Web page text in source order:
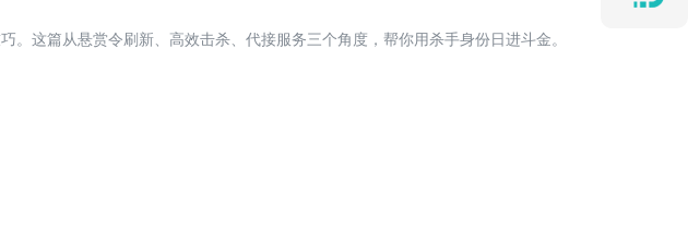
这篇从悬赏令刷新、高效击杀、代接服务三个角度，帮你用杀手身份日进斗金。